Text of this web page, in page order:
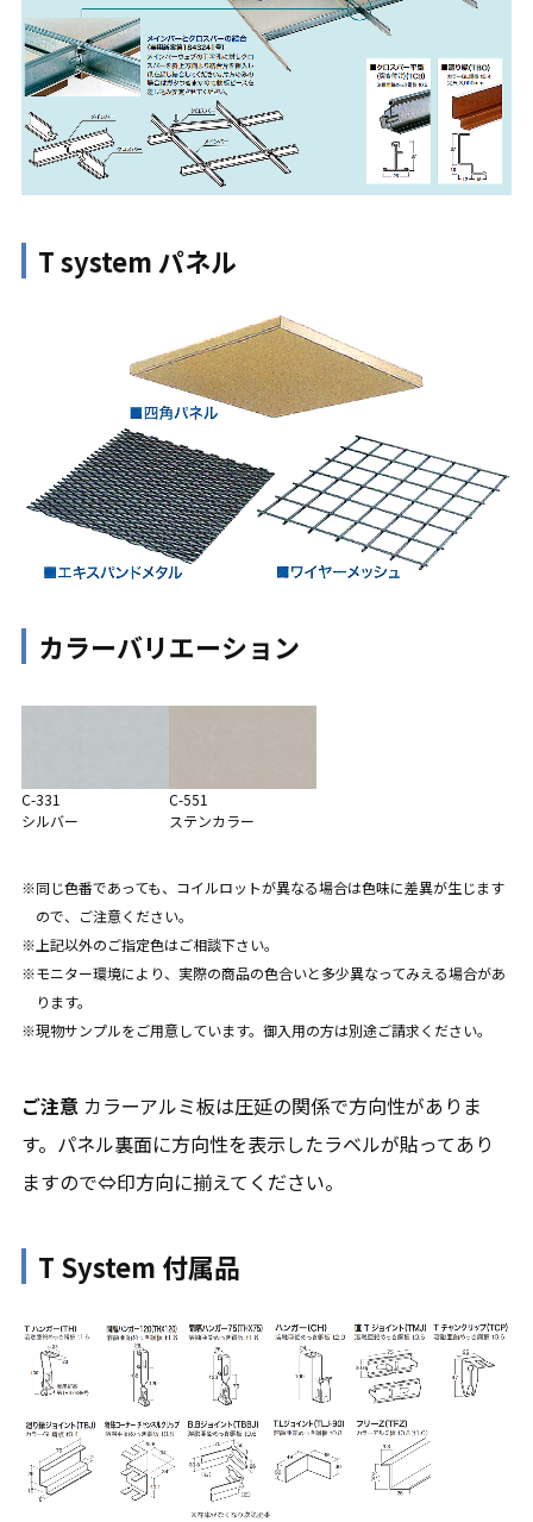
T system パネル
カラーバリエーション
C-331
シルバー
C-551
ステンカラー
同じ色番であっても、コイルロットが異なる場合は色味に差異が生じます
ので、ご注意ください。
上記以外のご指定色はご相談下さい。
モニター環境により、実際の商品の色合いと多少異なってみえる場合があ
ります。
現物サンプルをご用意しています。御入用の方は別途ご請求ください。
ご注意 カラーアルミ板は圧延の関係で方向性がありま
す。パネル裏面に方向性を表示したラベルが貼ってあり
ますので⇔印方向に揃えてください。
T System 付属品